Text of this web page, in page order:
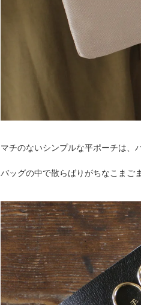
マチのないシンプルな平ポーチは、
バッグの中で散らばりがちなこまご